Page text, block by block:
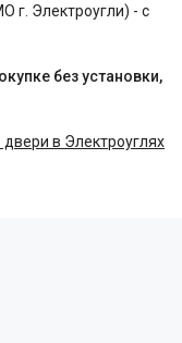
г. Электроугли) - с
без установки,
в Электроуглях